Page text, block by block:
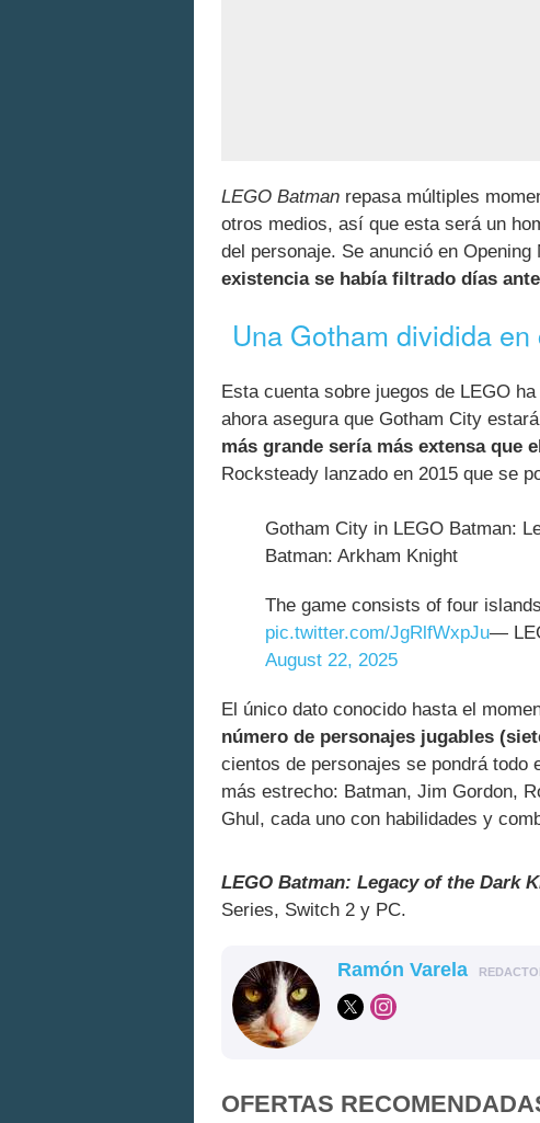
LEGO Batman repasa múltiples
otros medios, así que esta será un
del personaje. Se anunció en
existencia se había filtrado días
Una Gotham dividida
Esta cuenta sobre juegos de LEGO
ahora asegura que Gotham City
más grande sería más extensa que
Rocksteady lanzado en 2015 que se
Gotham City in LEGO Batman:
Batman: Arkham Knight
The game consists of four
pic.twitter.com/JgRlfWxpJu—
August 22, 2025
El único dato conocido hasta el
número de personajes jugables
cientos de personajes se pondrá
más estrecho: Batman, Jim Gordon,
Ghul, cada uno con habilidades y
LEGO Batman: Legacy of the Dark
Series, Switch 2 y PC.
Ramón Varela
OFERTAS